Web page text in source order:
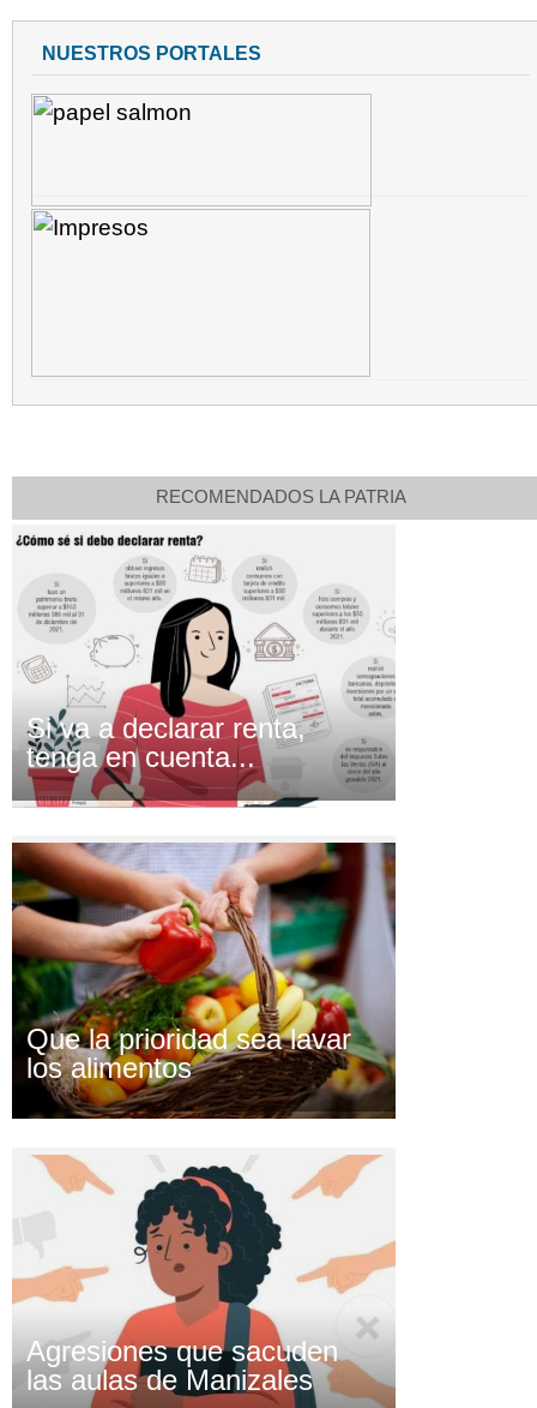
NUESTROS PORTALES
RECOMENDADOS LA PATRIA
Si va a declarar renta,
tenga en cuenta...
Que la prioridad sea lavar
los alimentos
Agresiones que sacuden
las aulas de Manizales